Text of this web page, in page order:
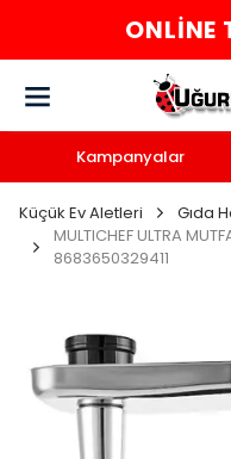
ONLINE
Kampanyalar
Küçük Ev Aletleri Gıda
MULTICHEF ULTRA
8683650329411